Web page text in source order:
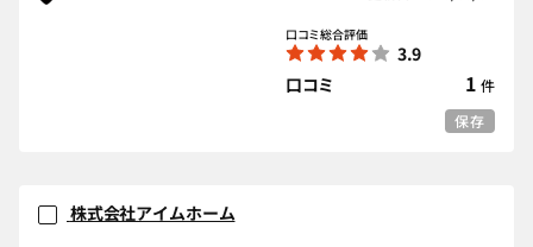
口コミ総合評価
3.9
口コミ
1 件
保存
株式会社アイムホーム